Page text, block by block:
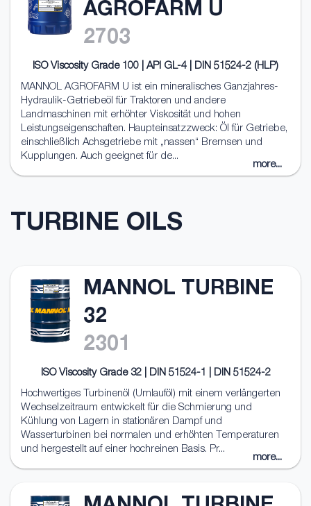
AGROFARM U
2703
ISO Viscosity Grade 100 | API GL-4 | DIN 51524-2 (HLP)
MANNOL AGROFARM U ist ein mineralisches Ganzjahres-
Hydraulik-Getriebeöl für Traktoren und andere
Landmaschinen mit erhöhter Viskosität und hohen
Leistungseigenschaften. Haupteinsatzzweck: Öl für Getriebe,
einschließlich Achsgetriebe mit „nassen“ Bremsen und
Kupplungen. Auch geeignet für de...
more...
TURBINE OILS
MANNOL TURBINE
32
2301
ISO Viscosity Grade 32 | DIN 51524-1 | DIN 51524-2
Hochwertiges Turbinenöl (Umlauföl) mit einem verlängerten
Wechselzeitraum entwickelt für die Schmierung und
Kühlung von Lagern in stationären Dampf und
Wasserturbinen bei normalen und erhöhten Temperaturen
und hergestellt auf einer hochreinen Basis. Pr...
more...